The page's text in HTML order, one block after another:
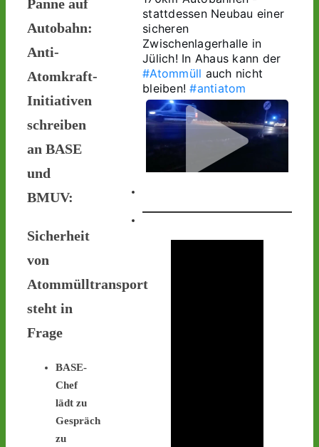
Panne auf
Autobahn:
Anti-
Atomkraft-
Initiativen
schreiben
an BASE
und
BMUV:
Sicherheit
von
Atommülltransport
steht in
Frage
BASE-
Chef
lädt zu
Gespräch
zu
stattdessen Neubau einer
sicheren
Zwischenlagerhalle in
#Atommüll auch nicht
bleiben! #antiatom
@castorstoppen.bsky.social
⋅